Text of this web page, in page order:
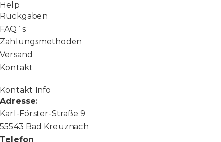
Help
Rückgaben
FAQ´s
Zahlungsmethoden
Versand
Kontakt
Kontakt Info
Adresse:
Karl-Förster-Straße 9
55543 Bad Kreuznach
Telefon